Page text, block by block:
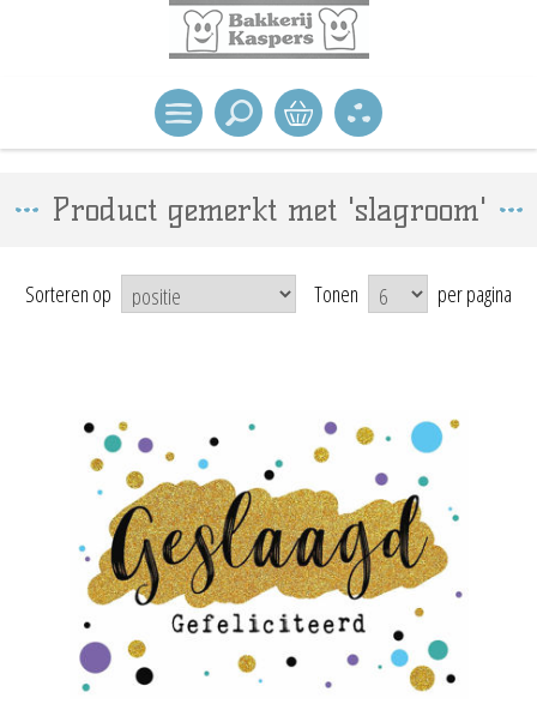
Product gemerkt met 'slagroom'
Sorteren op Tonen per pagina